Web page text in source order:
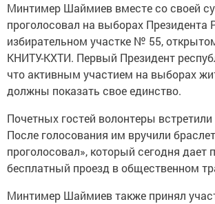
Минтимер Шаймиев вместе со своей
проголосовал на выборах Президента
избирательном участке № 55,
КНИТУ-КХТИ. Первый Президент
что активным участием на выборах
должны показать свое единство.
Почетных гостей волонтеры
После голосования им вручили
проголосовал», который сегодня дает
бесплатный проезд в общественном
Минтимер Шаймиев также принял